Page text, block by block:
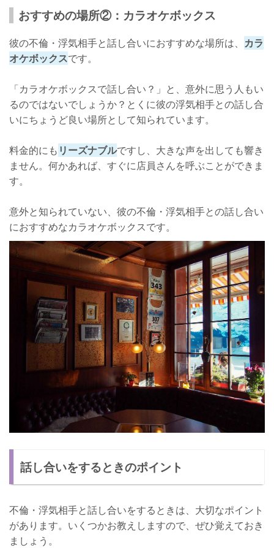
おすすめの場所②：カラオケボックス
彼の不倫・浮気相手と話し合いにおすすめな場所は、 カラ
オケボックスです。
「カラオケボックスで話し合い？」と、意外に思う人もい
るのではないでしょうか？とくに彼の浮気相手との話し合
いにちょうど良い場所として知られています。
料金的にも リーズナブルですし、大きな声を出しても響き
ません。何かあれば、すぐに店員さんを呼ぶことができま
す。
意外と知られていない、彼の不倫・浮気相手との話し合い
におすすめなカラオケボックスです。
話し合いをするときのポイント
不倫・浮気相手と話し合いをするときは、大切なポイント
があります。いくつかお教えしますので、ぜひ覚えておき
ましょう。